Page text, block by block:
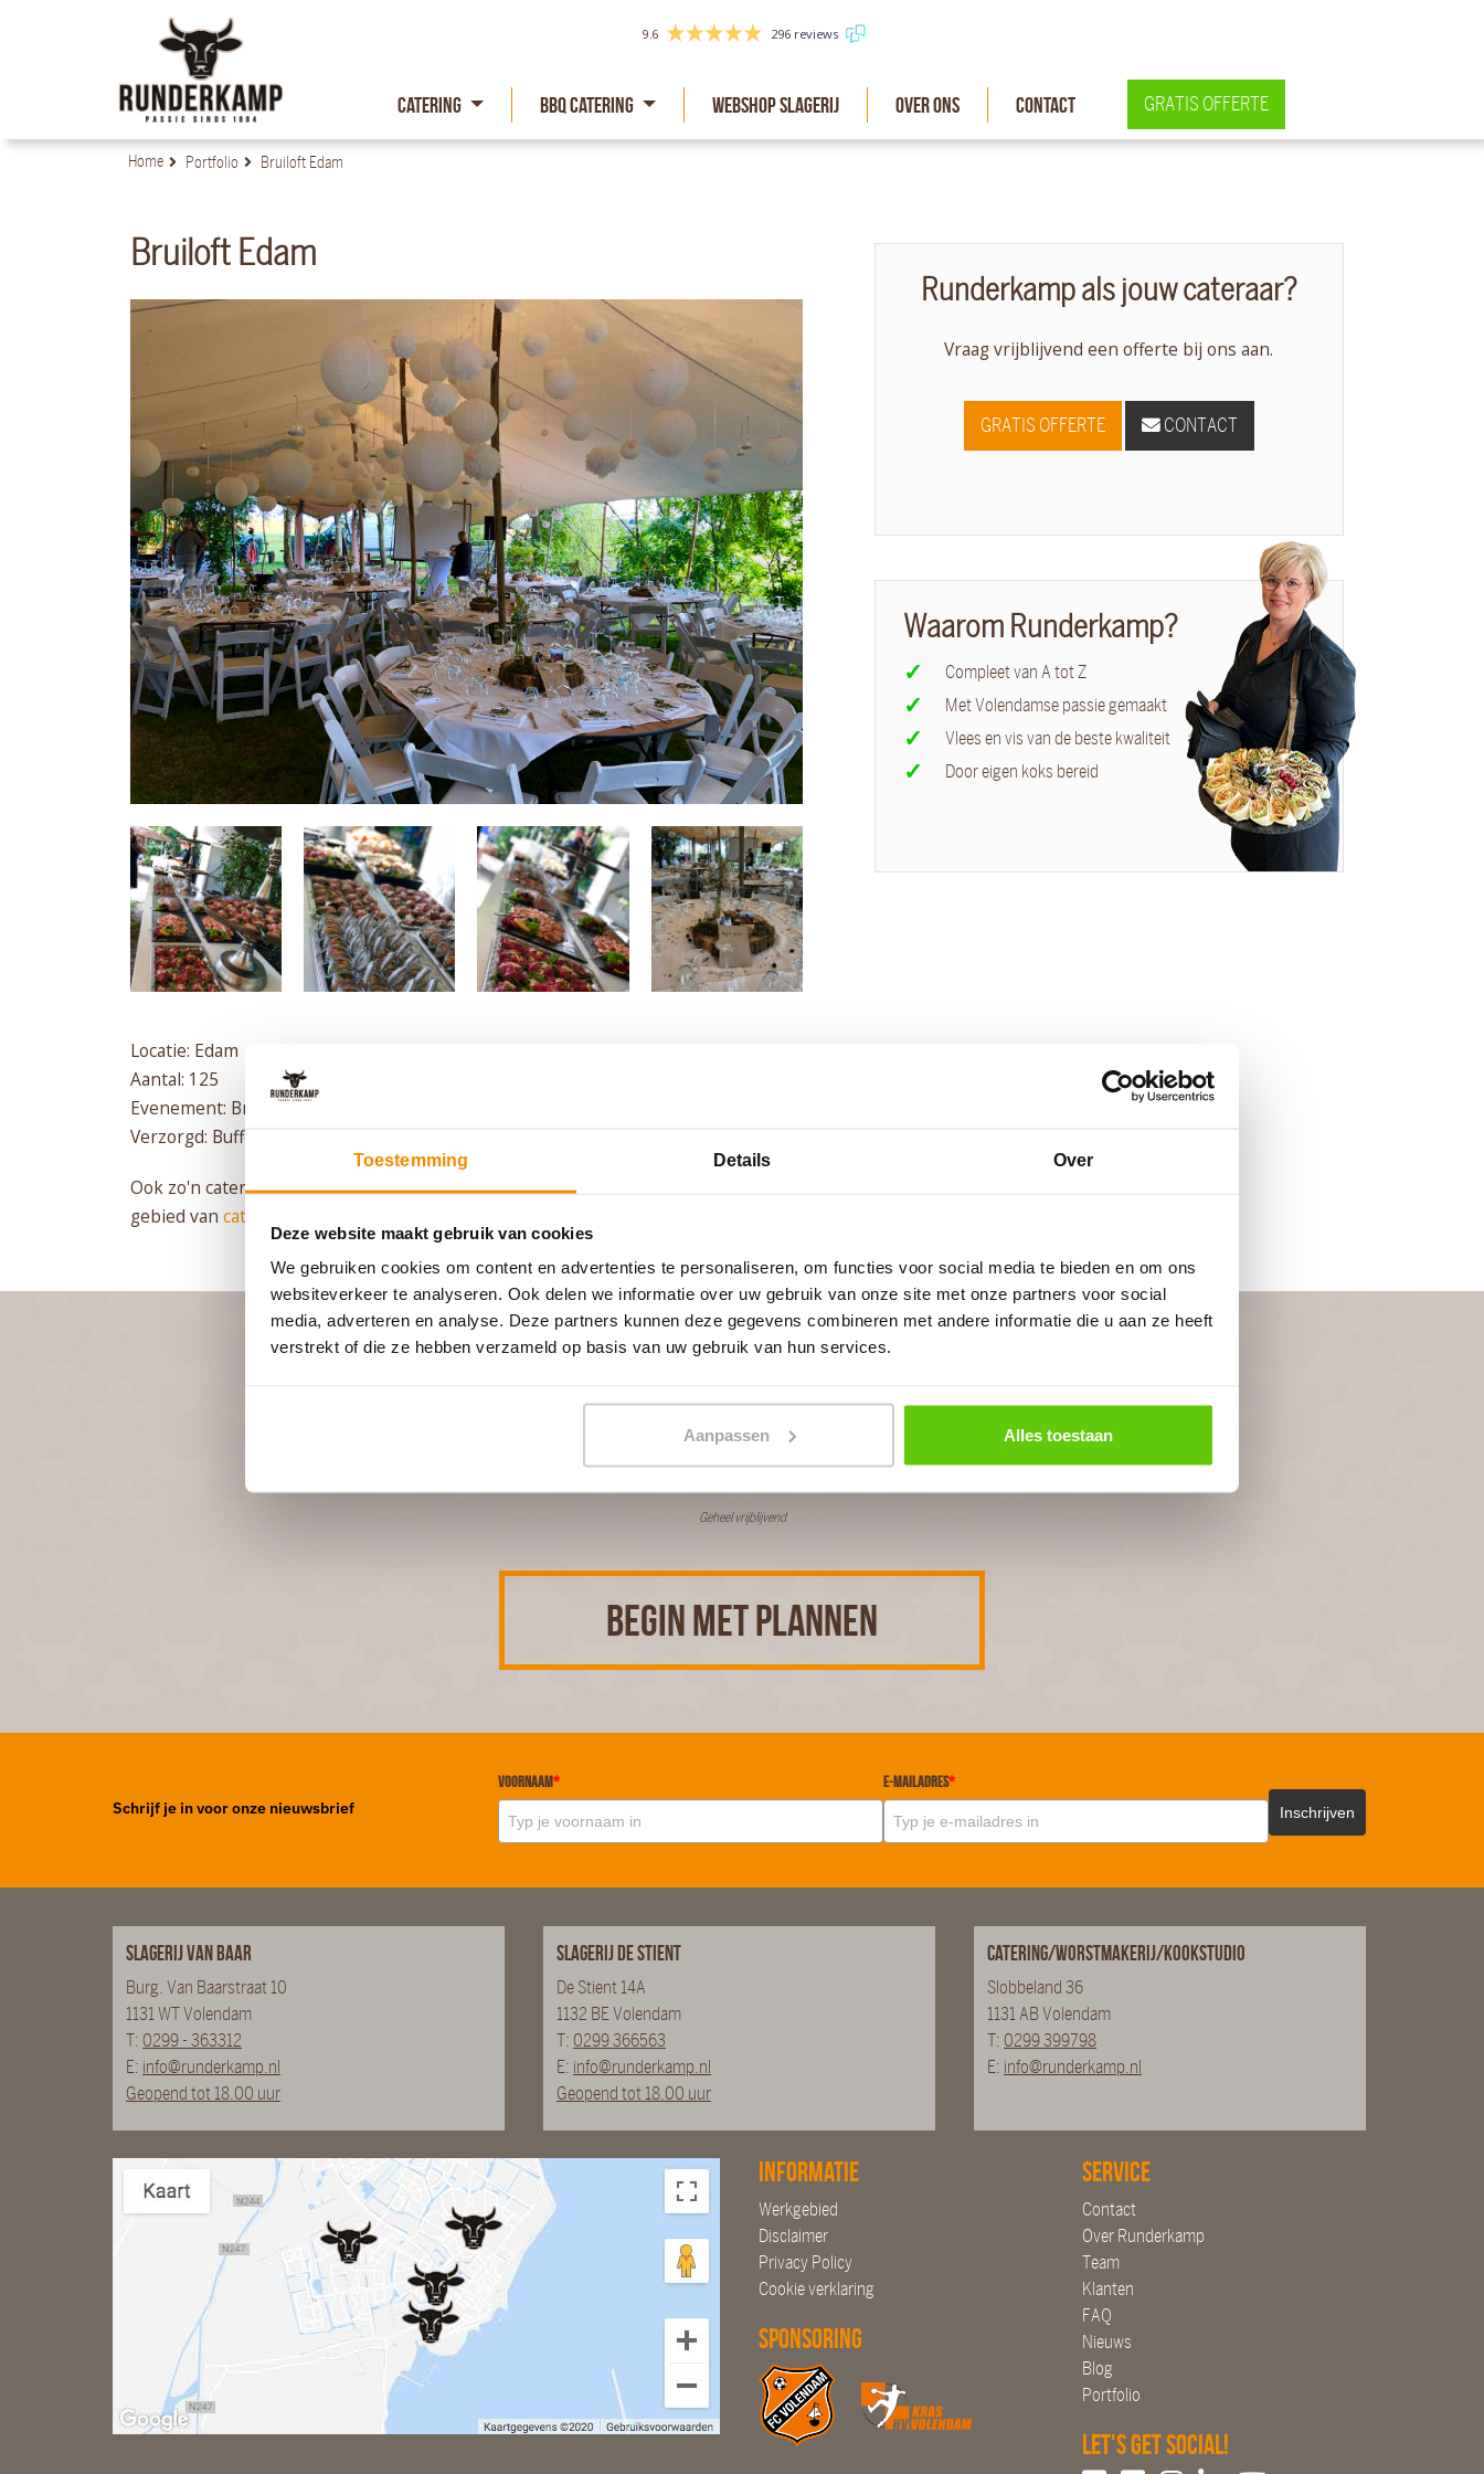
Toestemming Details Over
Deze website maakt gebruik van cookies
We gebruiken cookies om content en advertenties te personaliseren, om functies voor social media te bieden en om ons
websiteverkeer te analyseren. Ook delen we informatie over uw gebruik van onze site met onze partners voor social
media, adverteren en analyse. Deze partners kunnen deze gegevens combineren met andere informatie die u aan ze heeft
verstrekt of die ze hebben verzameld op basis van uw gebruik van hun services.
Aanpassen Alles toestaan
Catering BBQ Catering Webshop slagerij Over Ons Contact GRATIS OFFERTE
9.6 296 reviews
Home Portfolio Bruiloft Edam
Bruiloft Edam
Locatie: Edam
Aantal: 125
Evenement: Bruiloft
Verzorgd: Buffet & hapjes
Ook zo'n catering op locatie laten verzorgen? Bekijk dan alle mogelijkheden op het
gebied van catering
Runderkamp als jouw cateraar?
Vraag vrijblijvend een offerte bij ons aan.
GRATIS OFFERTE CONTACT
Waarom Runderkamp?
Compleet van A tot Z
Met Volendamse passie gemaakt
Vlees en vis van de beste kwaliteit
Door eigen koks bereid
PLAN JOUW FEEST
Geheel vrijblijvend
BEGIN MET PLANNEN
Schrijf je in voor onze nieuwsbrief
Voornaam* E-mailadres*
Inschrijven
Slagerij van Baar
Burg. Van Baarstraat 10
1131 WT Volendam
T: 0299 - 363312
E: info@runderkamp.nl
Geopend tot 18.00 uur
Slagerij De Stient
De Stient 14A
1132 BE Volendam
T: 0299 366563
E: info@runderkamp.nl
Geopend tot 18.00 uur
Catering/Worstmakerij/Kookstudio
Slobbeland 36
1131 AB Volendam
T: 0299 399798
E: info@runderkamp.nl
Informatie
Werkgebied
Disclaimer
Privacy Policy
Cookie verklaring
Sponsoring
Service
Contact
Over Runderkamp
Team
Klanten
FAQ
Nieuws
Blog
Portfolio
Let's get social!